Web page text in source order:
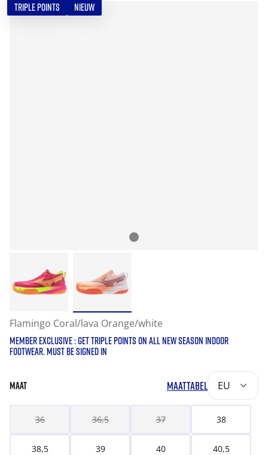
TRIPLE POINTS NIEUW
Flamingo Coral/lava Orange/white
MEMBER EXCLUSIVE : GET TRIPLE POINTS ON ALL NEW SEASON INDOOR
FOOTWEAR. MUST BE SIGNED IN
MAAT MAATTABEL EU
36 36,5 37 38
38,5 39 40 40,5